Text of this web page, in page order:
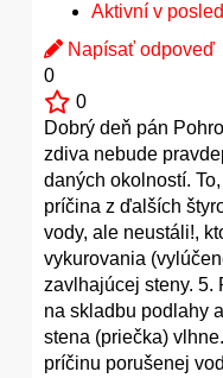
Aktivní v
Napísať odpoveď
0
0
Dobrý deň pán
zdiva nebude
daných okolností.
príčina z ďalších
vody, ale neustáli!,
vykurovania
zavlhajúcej steny. 5.
na skladbu podlahy
stena (priečka)
príčinu porušenej